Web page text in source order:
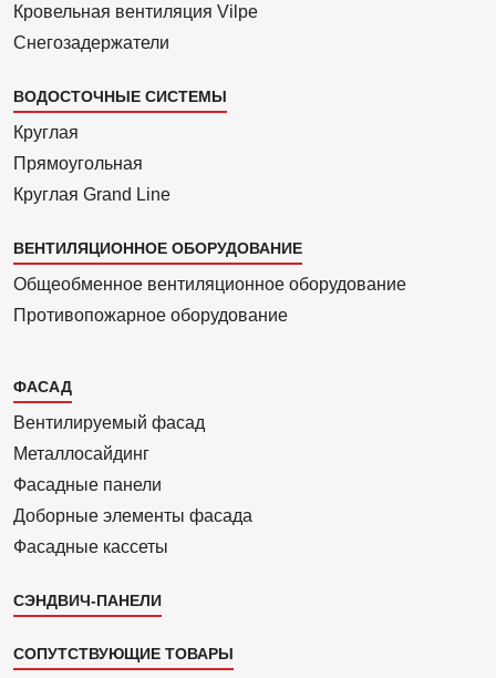
Кровельная вентиляция Vilpe
Снегозадержатели
ВОДОСТОЧНЫЕ СИСТЕМЫ
Круглая
Прямоуголь­ная
Круглая Grand Line
ВЕНТИЛЯЦИОННОЕ ОБОРУДОВАНИЕ
Общеобменное вентиляционное оборудование
Противопожарное оборудование
Каталог
2
ФАСАД
Вентилиру­емый фасад
Металло­сайдинг
Фасадные панели
Доборные элементы фасада
Фасадные кассеты
СЭНДВИЧ-ПАНЕЛИ
СОПУТСТВУЮЩИЕ ТОВАРЫ